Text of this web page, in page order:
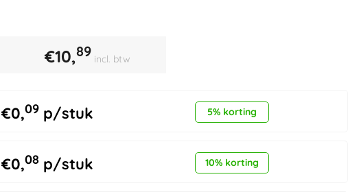
€10,89 incl. btw
€0,09 p/stuk 5% korting
€0,08 p/stuk 10% korting